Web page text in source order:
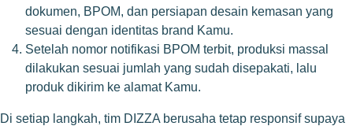
dokumen, BPOM, dan persiapan desain kemasan yang
sesuai dengan identitas brand Kamu.
Setelah nomor notifikasi BPOM terbit, produksi massal
dilakukan sesuai jumlah yang sudah disepakati, lalu
produk dikirim ke alamat Kamu.
Di setiap langkah, tim DIZZA berusaha tetap responsif supaya